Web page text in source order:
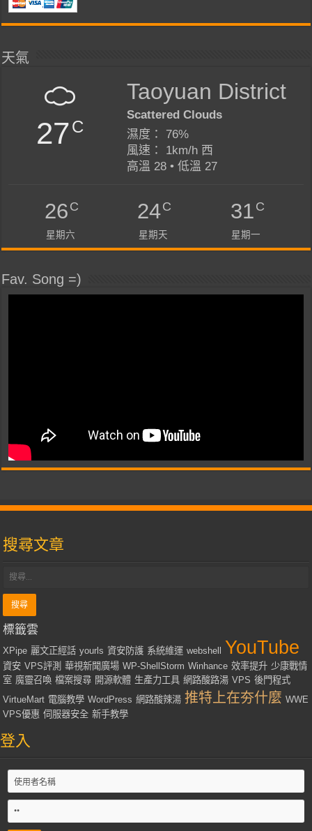
天氣
27C
Taoyuan District
Scattered Clouds
濕度： 76%
風速： 1km/h 西
高溫 28 • 低溫 27
26C
星期六
24C
星期天
31C
星期一
Fav. Song =)
搜尋文章
標籤雲
XPipe 麗文正經話 yourls 資安防護 系統維運 webshell YouTube
資安 VPS評測 華視新聞廣場 WP-ShellStorm Winhance 效率提升 少康戰情
室 魔靈召喚 檔案搜尋 開源軟體 生產力工具 網路酸路湯 VPS 後門程式
VirtueMart 電腦教學 WordPress 網路酸辣湯 推特上在夯什麼 WWE
VPS優惠 伺服器安全 新手教學
登入